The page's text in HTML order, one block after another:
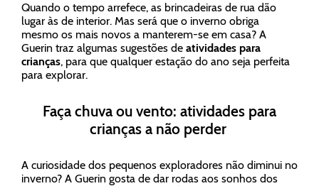
Quando o tempo arrefece, as brincadeiras de rua dão
lugar às de interior. Mas será que o inverno obriga
mesmo os mais novos a manterem-se em casa? A
Guerin traz algumas sugestões de atividades para
crianças, para que qualquer estação do ano seja perfeita
para explorar.
Faça chuva ou vento: atividades para
crianças a não perder
A curiosidade dos pequenos exploradores não diminui no
inverno? A Guerin gosta de dar rodas aos sonhos dos